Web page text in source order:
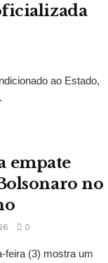
ao Estado,
empate
no
0
feira (3) mostra um